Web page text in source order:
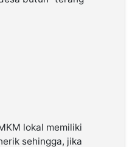
lokal memiliki
sehingga, jika